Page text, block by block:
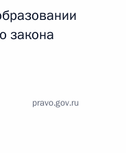
закона
pravo.gov.ru